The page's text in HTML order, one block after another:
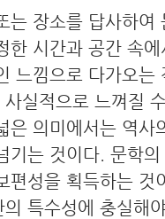
는 장소를 답사하여
한 시간과 공간 속
느낌으로 다가오는
실적으로 느껴질
은 의미에서는 역사
기는 것이다. 문학
편성을 획득하는 것
특수성에 충실해